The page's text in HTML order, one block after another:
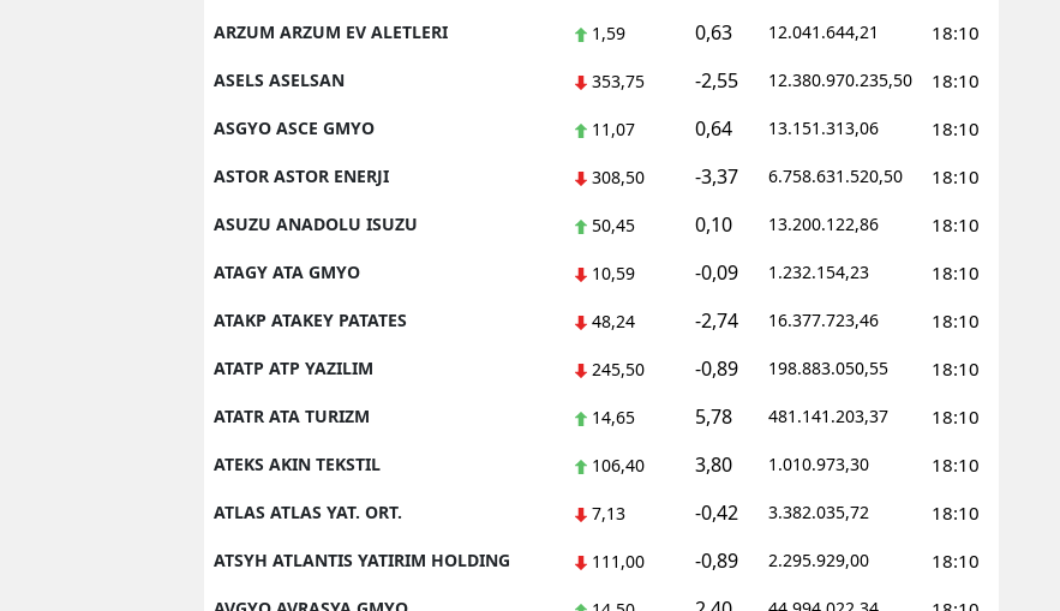
ARZUM ARZUM EV ALETLERI 1,59 0,63 12.041.644,21 18:10
ASELS ASELSAN 353,75 -2,55 12.380.970.235,50 18:10
ASGYO ASCE GMYO 11,07 0,64 13.151.313,06 18:10
ASTOR ASTOR ENERJI 308,50 -3,37 6.758.631.520,50 18:10
ASUZU ANADOLU ISUZU 50,45 0,10 13.200.122,86 18:10
ATAGY ATA GMYO 10,59 -0,09 1.232.154,23 18:10
ATAKP ATAKEY PATATES 48,24 -2,74 16.377.723,46 18:10
ATATP ATP YAZILIM 245,50 -0,89 198.883.050,55 18:10
ATATR ATA TURIZM 14,65 5,78 481.141.203,37 18:10
ATEKS AKIN TEKSTIL 106,40 3,80 1.010.973,30 18:10
ATLAS ATLAS YAT. ORT. 7,13 -0,42 3.382.035,72 18:10
ATSYH ATLANTIS YATIRIM HOLDING 111,00 -0,89 2.295.929,00 18:10